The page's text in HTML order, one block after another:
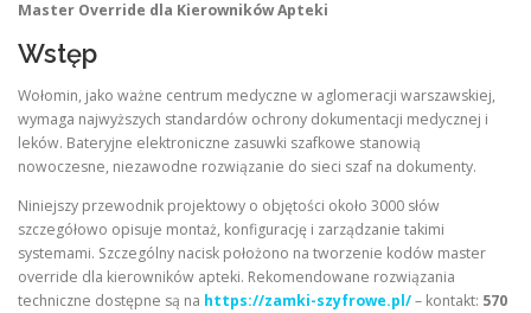
Master Override dla Kierowników Apteki
Wstęp
Wołomin, jako ważne centrum medyczne w aglomeracji warszawskiej,
wymaga najwyższych standardów ochrony dokumentacji medycznej i
leków. Bateryjne elektroniczne zasuwki szafkowe stanowią
nowoczesne, niezawodne rozwiązanie do sieci szaf na dokumenty.
Niniejszy przewodnik projektowy o objętości około 3000 słów
szczegółowo opisuje montaż, konfigurację i zarządzanie takimi
systemami. Szczególny nacisk położono na tworzenie kodów master
override dla kierowników apteki. Rekomendowane rozwiązania
techniczne dostępne są na https://zamki-szyfrowe.pl/– kontakt: 570